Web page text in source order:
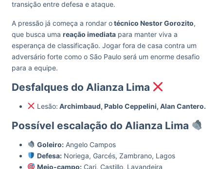
transição entre defesa e ataque.
A pressão já começa a rondar otécnico Nestor Gorozito,
que busca uma reação imediata para manter viva a
esperança de classificação. Jogar fora de casa contra um
adversário forte como o São Paulo será um enorme desafio
para a equipe.
Desfalques do Alianza Lima
Lesão: Archimbaud, Pablo Ceppelini, Alan Cantero.
Possível escalação do Alianza Lima
Goleiro:Angelo Campos
Defesa:Noriega, Garcés, Zambrano, Lagos
Meio-campo:Cari, Castillo, Lavandeira